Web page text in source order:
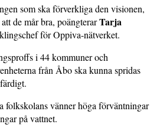
som ska förverkliga den visionen,
de mår bra, poängterarTarja
för Oppiva-nätverket.
i 44 kommuner och
från Åbo ska kunna spridas
folkskolans vänner höga förväntningar
på vattnet.